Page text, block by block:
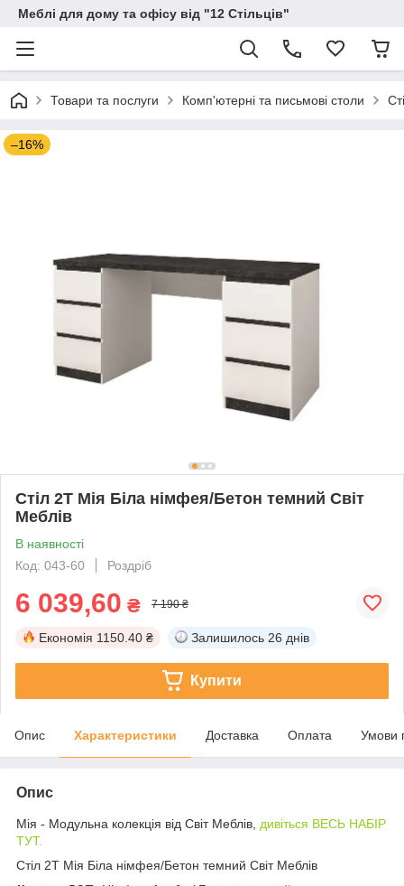
Меблі для дому та офісу від "12 Стільців"
Товари та послуги Комп'ютерні та письмові столи
–16%
Стіл 2Т Мія Біла німфея/Бетон темний Світ
Меблів
В наявності
Код: 043-60
Роздріб
6 039,60 ₴ 7 190 ₴
Економія 1150.40 ₴ Залишилось 26 днів
Купити
Опис Характеристики Доставка Оплата Умови
Опис
Мія - Модульна колекція від Світ Меблів, дивіться ВЕСЬ НАБІР
ТУТ.
Стіл 2Т Мія Біла німфея/Бетон темний Світ Меблів